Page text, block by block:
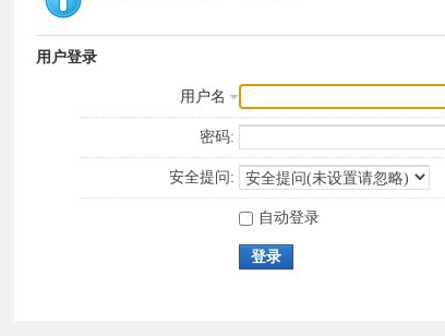
用户登录
用户名
密码:
安全提问:
自动登录
登录